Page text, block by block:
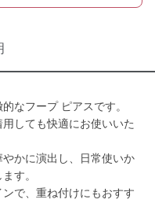
なフープ ピアスです。
しても快適にお使いいた
やかに演出し、日常使いか
す。
で、重ね付けにもおすす